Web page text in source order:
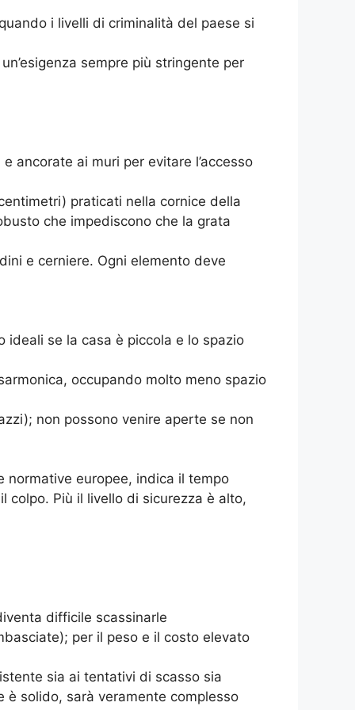
i livelli di criminalità del paese si
sempre più stringente per
ancorate ai muri per evitare l’accesso
praticati nella cornice della
che impediscono che la grata
e cerniere. Ogni elemento deve
ideali se la casa è piccola e lo spazio
occupando molto meno spazio
non possono venire aperte se non
normative europee, indica il tempo
colpo. Più il livello di sicurezza è alto,
difficile scassinarle
per il peso e il costo elevato
sia ai tentativi di scasso sia
è solido, sarà veramente complesso